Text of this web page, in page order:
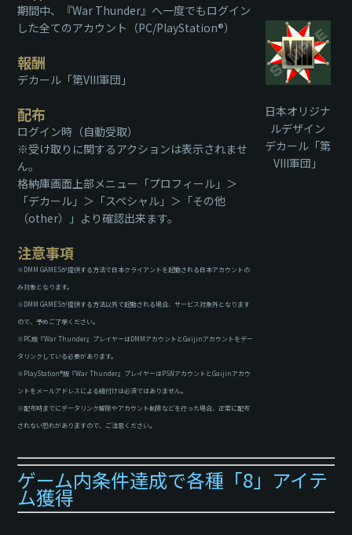
期間中、『War Thunder』へ一度でもログイン
した全てのアカウント（PC/PlayStation®）
報酬
デカール「第VIII軍団」
配布
ログイン時（自動受取）
※受け取りに関するアクションは表示されませ
ん。
格納庫画面上部メニュー「プロフィール」＞
「デカール」＞「スペシャル」＞「その他
（other）」より確認出来ます。
注意事項
※DMM GAMESが提供する方法で日本クライアントを起動される日本アカウントの
み対象となります。
※DMM GAMESが提供する方法以外で起動される場合、サービス対象外となります
ので、予めご了承ください。
※PC版『War Thunder』プレイヤーはDMMアカウントとGaijinアカウントをデー
タリンクしている必要があります。
※PlayStation®版『War Thunder』プレイヤーはPSNアカウントとGaijinアカウ
ントをメールアドレスによる紐付けは必須ではありません。
※配布時までにデータリンク解除やアカウント削除などを行った場合、正常に配布
されない恐れがありますので、ご注意ください。
日本オリジナ
ルデザイン
デカール「第
VIII軍団」
ゲーム内条件達成で各種「8」アイテ
ム獲得